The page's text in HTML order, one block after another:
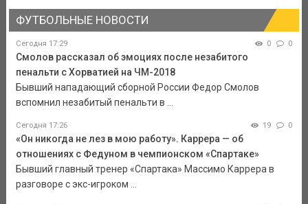
ФУТБОЛЬНЫЕ НОВОСТИ
Сегодня 17:29 0 0
Смолов рассказал об эмоциях после незабитого
пенальти с Хорватией на ЧМ-2018
Бывший нападающий сборной России Федор Смолов
вспомнил незабитый пенальти в ...
Сегодня 17:26 19 0
«Он никогда не лез в мою работу». Каррера — об
отношениях с Федуном в чемпионском «Спартаке»
Бывший главный тренер «Спартака» Массимо Каррера в
разговоре с экс-игроком ...